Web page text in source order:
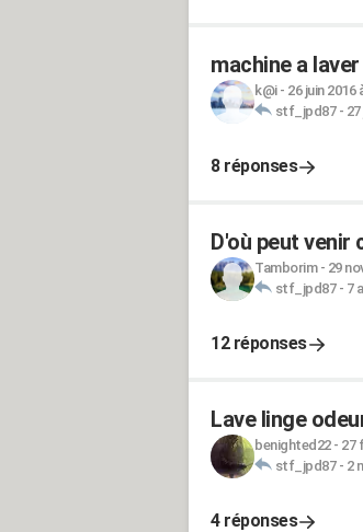
machine a
k@i- 26 juin 2016
stf_jpd87-
8 réponses
D'où peut venir
Tamborim- 29
stf_jpd87- 7
12 réponses
Lave linge
benighted22- 27
stf_jpd87- 2
4 réponses